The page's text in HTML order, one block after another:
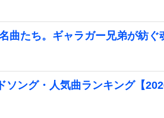
曲たち。ギャラガー兄弟が紡ぐ
ング・人気曲ランキング【